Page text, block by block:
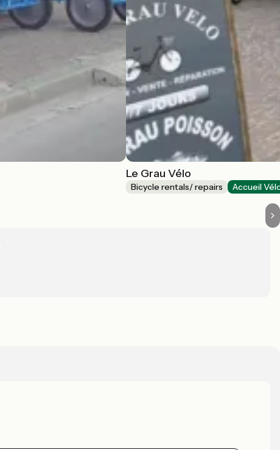
Le Grau Vélo
Bicycle rentals/ repairs Accueil